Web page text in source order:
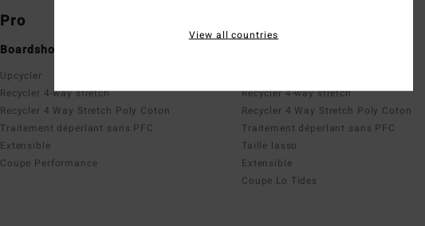
Pro
Boardshorts performance
Upcycler
Recycler 4-way stretch
Recycler 4 Way Stretch Poly Coton
Traitement déperlant sans PFC
Extensible
Coupe Performance
Recycler 4-way stretch
Recycler 4 Way Stretch Poly Coton
Traitement déperlant sans PFC
Taille lasso
Extensible
Coupe Lo Tides
View all countries